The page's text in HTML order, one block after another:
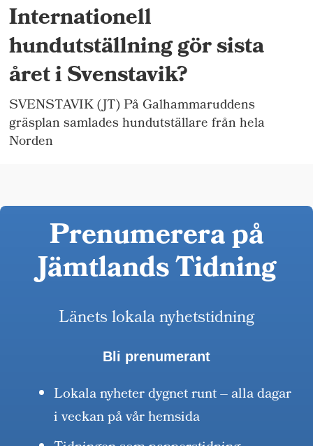
Internationell
hundutställning gör sista
året i Svenstavik?
SVENSTAVIK (JT) På Galhammaruddens
gräsplan samlades hundutställare från hela
Norden
Prenumerera på
Jämtlands Tidning
Länets lokala nyhetstidning
Bli prenumerant
Lokala nyheter dygnet runt – alla dagar
i veckan på vår hemsida